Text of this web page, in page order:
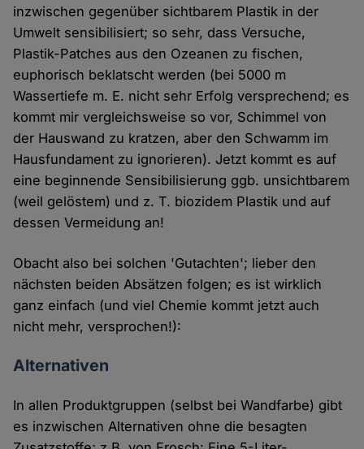
inzwischen gegenüber sichtbarem Plastik in der
Umwelt sensibilisiert; so sehr, dass Versuche,
Plastik-Patches aus den Ozeanen zu fischen,
euphorisch beklatscht werden (bei 5000 m
Wassertiefe m. E. nicht sehr Erfolg versprechend; es
kommt mir vergleichsweise so vor, Schimmel von
der Hauswand zu kratzen, aber den Schwamm im
Hausfundament zu ignorieren). Jetzt kommt es auf
eine beginnende Sensibilisierung ggb. unsichtbarem
(weil gelöstem) und z. T. biozidem Plastik und auf
dessen Vermeidung an!
Obacht also bei solchen 'Gutachten'; lieber den
nächsten beiden Absätzen folgen; es ist wirklich
ganz einfach (und viel Chemie kommt jetzt auch
nicht mehr, versprochen!):
Alternativen
In allen Produktgruppen (selbst bei Wandfarbe) gibt
es inzwischen Alternativen ohne die besagten